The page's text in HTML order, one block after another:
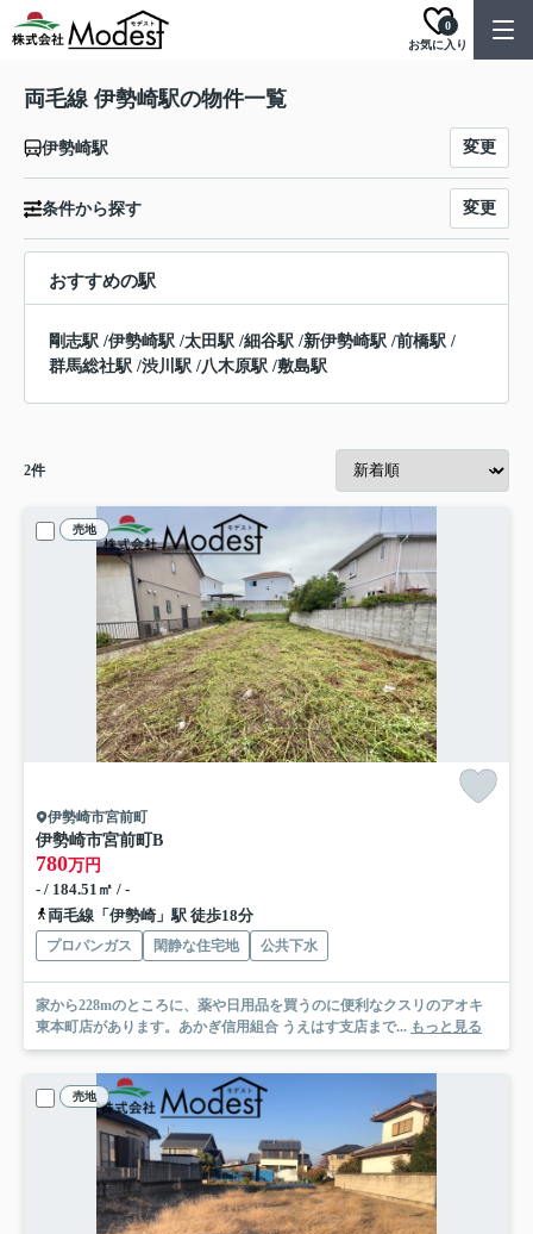
お気に入り
0
両毛線 伊勢崎駅の物件一覧
伊勢崎駅 変更
条件から探す 変更
おすすめの駅
剛志駅 /伊勢崎駅 /太田駅 /細谷駅 /新伊勢崎駅 /前橋駅 /
群馬総社駅 /渋川駅 /八木原駅 /敷島駅
2件
売地
伊勢崎市宮前町
伊勢崎市宮前町B
780万円
- / 184.51㎡ / -
両毛線「伊勢崎」駅 徒歩18分
プロパンガス 閑静な住宅地 公共下水
家から228mのところに、薬や日用品を買うのに便利なクスリのアオキ
東本町店があります。あかぎ信用組合 うえはす支店まで... もっと見る
売地